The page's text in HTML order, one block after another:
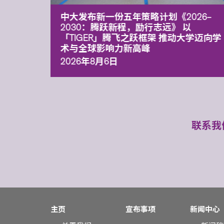
中大发布新一份五年策略计划《2026‒
2030：腾跃新程，励行志远》 以
「TIGER」腾飞之跃框架 推动大学迈向学
术与全球影响力新高峰
2026年8月6日
联系我
主页
宣布事项
新闻中心